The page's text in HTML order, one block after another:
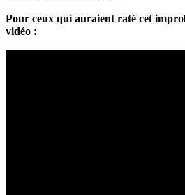
Pour ceux qui auraient raté cet
vidéo :